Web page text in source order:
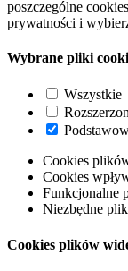
poszczególne
prywatności i
Wybrane pliki
Wszystkie
Cookies
Cookies
Funkcjonalne
Niezbędne
Cookies plików